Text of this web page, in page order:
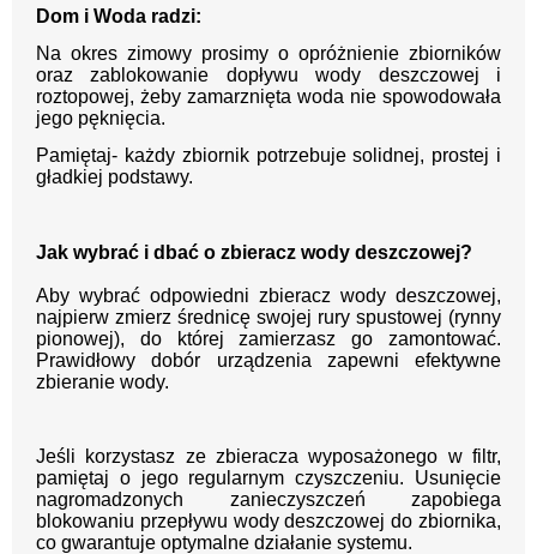
Dom i Woda radzi:
Na okres zimowy prosimy o opróżnienie zbiorników
oraz zablokowanie dopływu wody deszczowej i
roztopowej, żeby zamarznięta woda nie spowodowała
jego pęknięcia.
Pamiętaj- każdy zbiornik potrzebuje solidnej, prostej i
gładkiej podstawy.
Jak wybrać i dbać o zbieracz wody deszczowej?
Aby wybrać odpowiedni zbieracz wody deszczowej,
najpierw zmierz średnicę swojej rury spustowej (rynny
pionowej), do której zamierzasz go zamontować.
Prawidłowy dobór urządzenia zapewni efektywne
zbieranie wody.
Jeśli korzystasz ze zbieracza wyposażonego w filtr,
pamiętaj o jego regularnym czyszczeniu. Usunięcie
nagromadzonych zanieczyszczeń zapobiega
blokowaniu przepływu wody deszczowej do zbiornika,
co gwarantuje optymalne działanie systemu.